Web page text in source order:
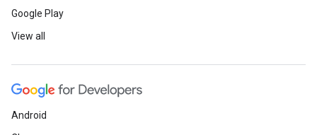
Google Play
View all
Android